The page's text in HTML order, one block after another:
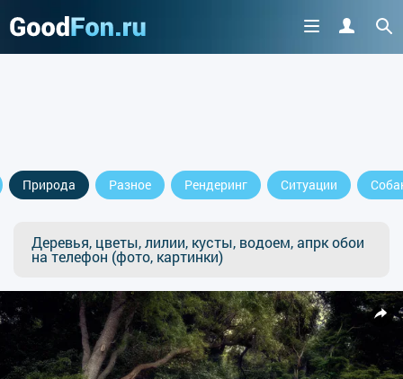
Природа Разное Рендеринг Ситуации
Деревья, цветы, лилии, кусты, водоем, апрк обои
на телефон (фото, картинки)